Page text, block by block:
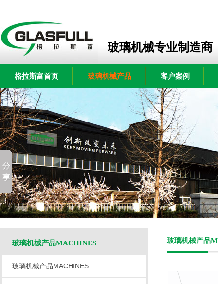
玻璃机械专业制造商
格拉斯富首页 玻璃机械产品 客户案例
玻璃机械产品MACHINES
玻璃机械产品MACHINES
玻璃机械产品